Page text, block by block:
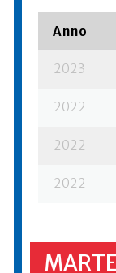
Anno
2023
2022
2022
2022